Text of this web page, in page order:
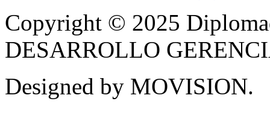
Copyright © 2025
DESARROLLO
Designed by MOVISION.